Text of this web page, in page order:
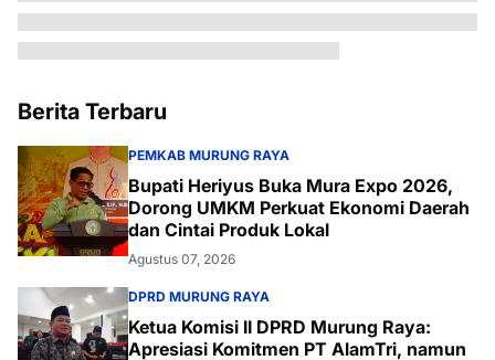
Berita Terbaru
PEMKAB MURUNG RAYA
Bupati Heriyus Buka Mura Expo 2026,
Dorong UMKM Perkuat Ekonomi Daerah
dan Cintai Produk Lokal
Agustus 07, 2026
DPRD MURUNG RAYA
Ketua Komisi II DPRD Murung Raya:
Apresiasi Komitmen PT AlamTri, namun